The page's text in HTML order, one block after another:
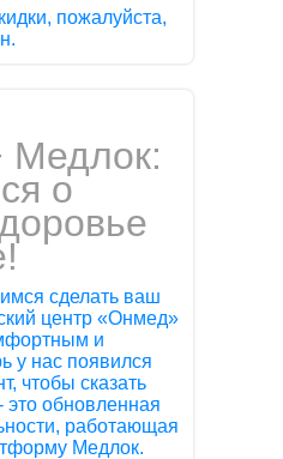
пожалуйста,
о
сделать ваш
центр «Онмед»
и
у нас появился
чтобы сказать
обновленная
работающая
Медлок.